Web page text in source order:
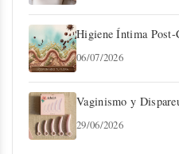
Higiene Íntima
06/07/2026
Vaginismo y
29/06/2026